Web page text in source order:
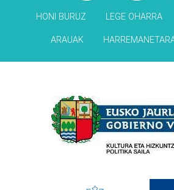
HONI BURUZ LEGE OHARRA
ARAUAK